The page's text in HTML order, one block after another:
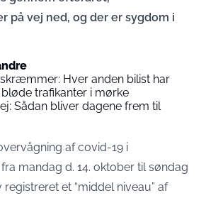
på vej ned, og der er sygdom i
Hver anden bilist har
trafikanter i mørke
Sådan bliver dagene frem til
overvågning af covid-19 i
mandag d. 14. oktober til søndag
et “middel niveau” af